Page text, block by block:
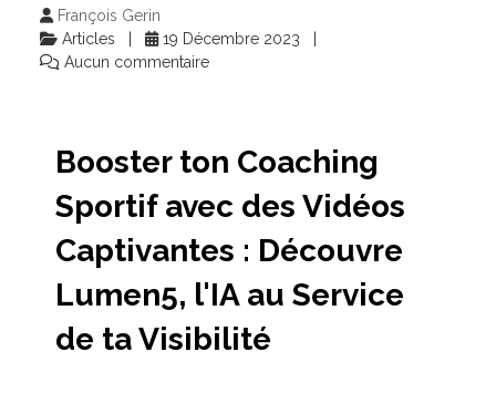
François Gerin
Articles
19 Décembre 2023
Aucun commentaire
Booster ton Coaching
Sportif avec des Vidéos
Captivantes : Découvre
Lumen5, l'IA au Service
de ta Visibilité